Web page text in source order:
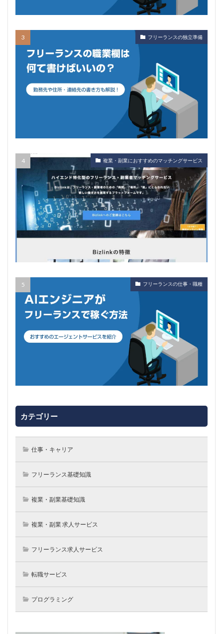
フリーランスの独立準備
複業・副業におすすめのマッチングサービス
フリーランスの仕事・職種
カテゴリー
仕事・キャリア
フリーランス基礎知識
複業・副業基礎知識
複業・副業 求人サービス
フリーランス求人サービス
転職サービス
プログラミング